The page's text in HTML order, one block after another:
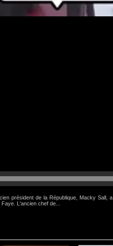
président de la République, Macky Sall,
L'ancien chef de...